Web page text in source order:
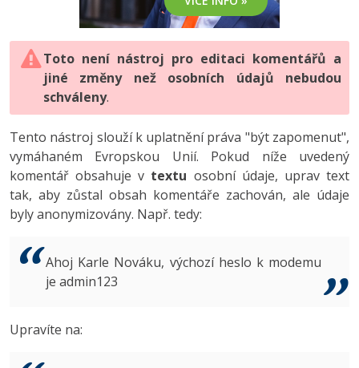
HTML5, CSS3, Bootstrap, SEO
SQL a databáze
Testování a verzování
UML a návrhové vzory
React
Spring
ASP.NET MVC
Best practices
PHP
JavaScript
Python
HTML / CSS
UML a návrhové vzory
MySQL/MariaDB
MS-SQL
Vývojář mobilních aplikací
C# Game developer
Tester
Systémový administrátor
3D grafik
Python
JavaScript -80%
PHP -80%
Swift -80%
Kotlin -80%
VB.NET
Digitální gramotnost
Marketing
WordPress
SEO
UX
Business
Copywriting
Photoshop -80%
Adobe Illustrator -80%
Adobe Lightroom
Adobe XD
Adobe InDesign -25%
Adobe After Effects
Inkscape
Toto není nástroj pro editaci komentářů a
jiné změny než osobních údajů nebudou
schváleny.
Tento nástroj slouží k uplatnění práva "být zapomenut",
vymáhaném Evropskou Unií. Pokud níže uvedený
komentář obsahuje v textu osobní údaje, uprav text
tak, aby zůstal obsah komentáře zachován, ale údaje
byly anonymizovány. Např. tedy:
Ahoj Karle Nováku, výchozí heslo k modemu
je admin123
Upravíte na: